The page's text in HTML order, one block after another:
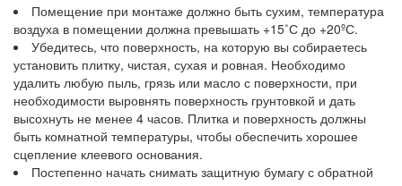
Помещение при монтаже должно быть сухим, температура
воздуха в помещении должна превышать +15˚С до +20ºС.
Убедитесь, что поверхность, на которую вы собираетесь
установить плитку, чистая, сухая и ровная. Необходимо
удалить любую пыль, грязь или масло с поверхности, при
необходимости выровнять поверхность грунтовкой и дать
высохнуть не менее 4 часов. Плитка и поверхность должны
быть комнатной температуры, чтобы обеспечить хорошее
сцепление клеевого основания.
Постепенно начать снимать защитную бумагу с обратной